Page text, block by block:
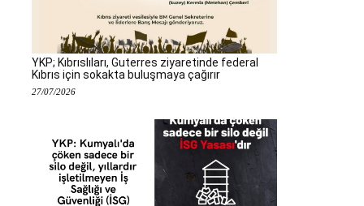
YKP; Kıbrıslıları, Guterres ziyaretinde federal
Kıbrıs için sokakta buluşmaya çağırır
27/07/2026